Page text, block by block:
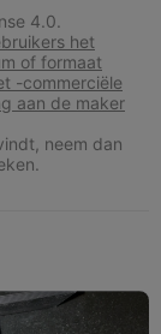
4.0.
het
of formaat
-commerciële
aan de maker
neem dan